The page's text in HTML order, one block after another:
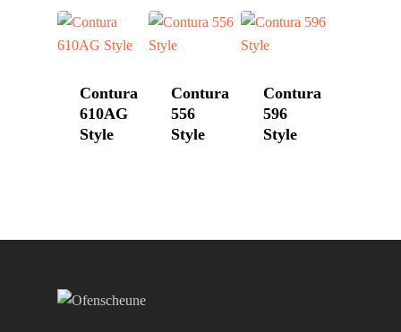
Contura
610AG
Style
Contura
556
Style
Contura
596
Style
Morsø
Skantherm
Westbo